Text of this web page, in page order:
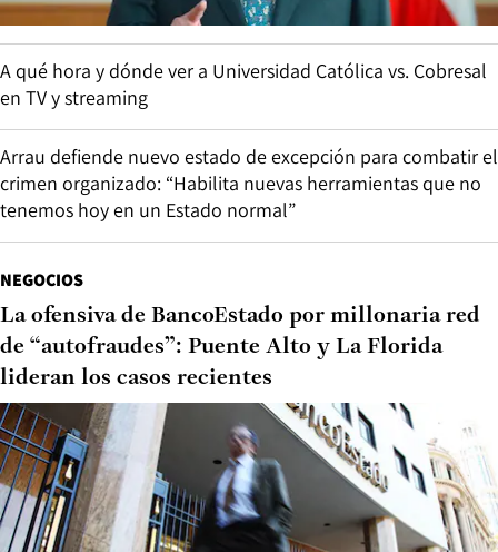
A qué hora y dónde ver a Universidad Católica vs. Cobresal
en TV y streaming
Arrau defiende nuevo estado de excepción para combatir el
crimen organizado: “Habilita nuevas herramientas que no
tenemos hoy en un Estado normal”
NEGOCIOS
La ofensiva de BancoEstado por millonaria red
de “autofraudes”: Puente Alto y La Florida
lideran los casos recientes